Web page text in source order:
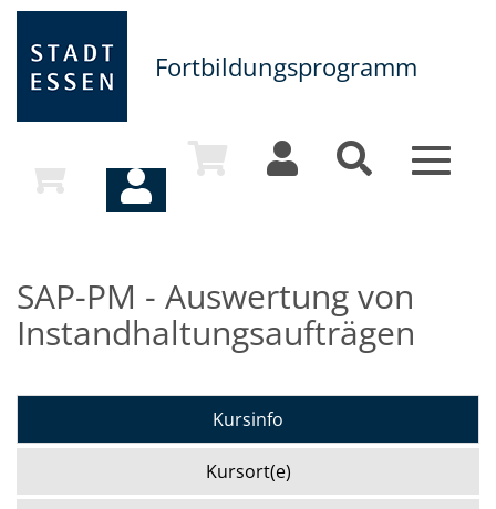
Fortbildungsprogramm
Toggle
SAP-PM - Auswertung von
Instandhaltungsaufträgen
Kursinfo
Kursort(e)